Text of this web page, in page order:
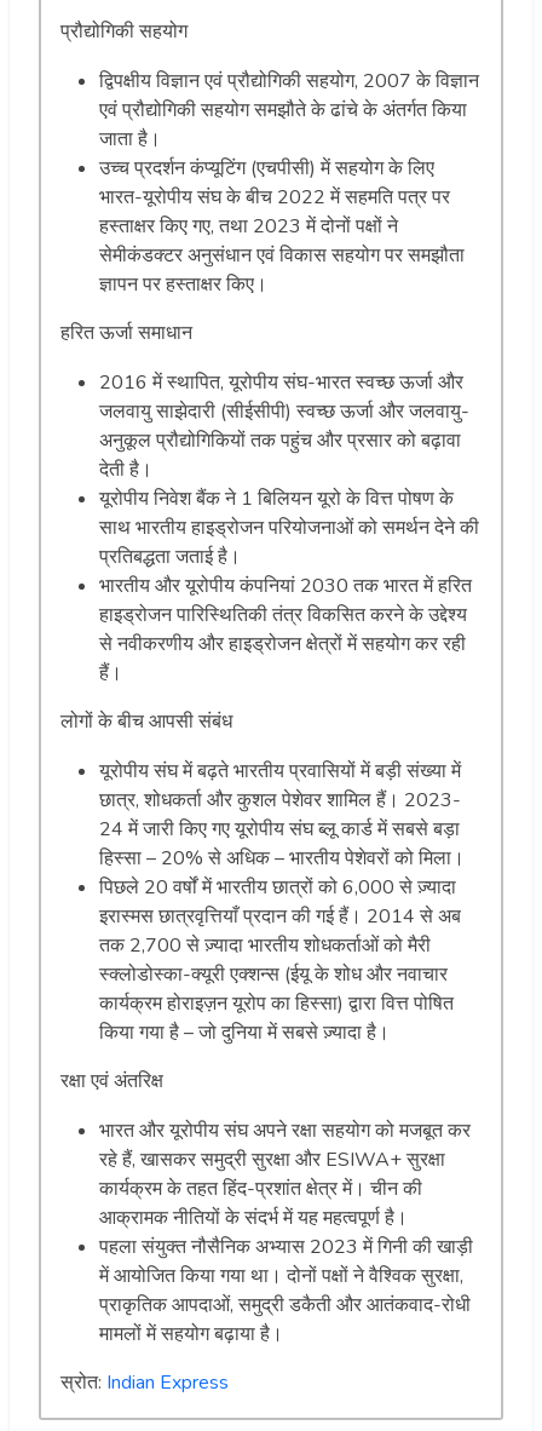
प्रौद्योगिकी सहयोग
द्विपक्षीय विज्ञान एवं प्रौद्योगिकी सहयोग, 2007 के विज्ञान
एवं प्रौद्योगिकी सहयोग समझौते के ढांचे के अंतर्गत किया
जाता है।
उच्च प्रदर्शन कंप्यूटिंग (एचपीसी) में सहयोग के लिए
भारत-यूरोपीय संघ के बीच 2022 में सहमति पत्र पर
हस्ताक्षर किए गए, तथा 2023 में दोनों पक्षों ने
सेमीकंडक्टर अनुसंधान एवं विकास सहयोग पर समझौता
ज्ञापन पर हस्ताक्षर किए।
हरित ऊर्जा समाधान
2016 में स्थापित, यूरोपीय संघ-भारत स्वच्छ ऊर्जा और
जलवायु साझेदारी (सीईसीपी) स्वच्छ ऊर्जा और जलवायु-
अनुकूल प्रौद्योगिकियों तक पहुंच और प्रसार को बढ़ावा
देती है।
यूरोपीय निवेश बैंक ने 1 बिलियन यूरो के वित्त पोषण के
साथ भारतीय हाइड्रोजन परियोजनाओं को समर्थन देने की
प्रतिबद्धता जताई है।
भारतीय और यूरोपीय कंपनियां 2030 तक भारत में हरित
हाइड्रोजन पारिस्थितिकी तंत्र विकसित करने के उद्देश्य
से नवीकरणीय और हाइड्रोजन क्षेत्रों में सहयोग कर रही
हैं।
लोगों के बीच आपसी संबंध
यूरोपीय संघ में बढ़ते भारतीय प्रवासियों में बड़ी संख्या में
छात्र, शोधकर्ता और कुशल पेशेवर शामिल हैं। 2023-
24 में जारी किए गए यूरोपीय संघ ब्लू कार्ड में सबसे बड़ा
हिस्सा – 20% से अधिक – भारतीय पेशेवरों को मिला।
पिछले 20 वर्षों में भारतीय छात्रों को 6,000 से ज़्यादा
इरास्मस छात्रवृत्तियाँ प्रदान की गई हैं। 2014 से अब
तक 2,700 से ज़्यादा भारतीय शोधकर्ताओं को मैरी
स्क्लोडोस्का-क्यूरी एक्शन्स (ईयू के शोध और नवाचार
कार्यक्रम होराइज़न यूरोप का हिस्सा) द्वारा वित्त पोषित
किया गया है – जो दुनिया में सबसे ज़्यादा है।
रक्षा एवं अंतरिक्ष
भारत और यूरोपीय संघ अपने रक्षा सहयोग को मजबूत कर
रहे हैं, खासकर समुद्री सुरक्षा और ESIWA+ सुरक्षा
कार्यक्रम के तहत हिंद-प्रशांत क्षेत्र में। चीन की
आक्रामक नीतियों के संदर्भ में यह महत्वपूर्ण है।
पहला संयुक्त नौसैनिक अभ्यास 2023 में गिनी की खाड़ी
में आयोजित किया गया था। दोनों पक्षों ने वैश्विक सुरक्षा,
प्राकृतिक आपदाओं, समुद्री डकैती और आतंकवाद-रोधी
मामलों में सहयोग बढ़ाया है।
स्रोत: Indian Express